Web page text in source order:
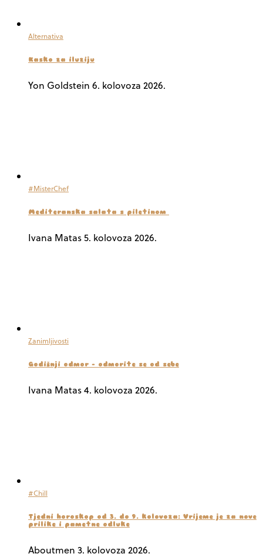
Alternativa
Kasko za iluziju
Yon Goldstein 6. kolovoza 2026.
#MisterChef
Mediteranska salata s piletinom
Ivana Matas5. kolovoza 2026.
Zanimljivosti
Godišnji odmor – odmorite se od sebe
Ivana Matas4. kolovoza 2026.
#Chill
Tjedni horoskop od 3. do 9. kolovoza: Vrijeme je za nove
prilike i pametne odluke
Aboutmen 3. kolovoza 2026.